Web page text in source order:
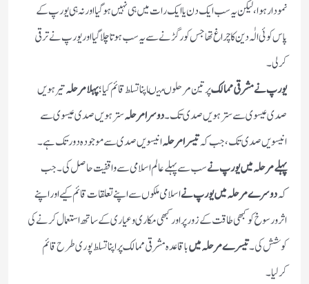
نمودار ہوا،لیکن یہ سب ایک دن یا ایک رات میں ہی نہیں ہوگیا اور نہ ہی یورپ کے
پاس کوئی الٰہ دین کا چراغ تھا جس کو رگڑنے سے یہ سب ہوتا چلا گیا اور یورپ نے ترقی
کرلی۔
یورپ نے مشرقی ممالکپر تین مرحلوںمیںاپنا تسلط قائم کیا؛پہلا مرحلہتیرہویں
صدی عیسوی سے سترہویں صدی تک۔دوسرا مرحلہسترہویں صدی عیسوی سے
انیسویں صدی تک، جب کہتیسرا مرحلہانیسویں صدی سے موجودہ دور تک ہے۔
پہلے مرحلہ میں یورپ نےسب سے پہلے عالم اسلامی سے واقفیت حاصل کی۔جب
کہدوسرے مرحلہ میں یورپ نےاسلامی ملکوں سے اپنے تعلقات قائم کیے اور اپنے
اثرورسوخ کو کبھی طاقت کے زور پر اور کبھی مکاری وعیاری کے ساتھ استعمال کرنے کی
کوشش کی۔تیسرے مرحلہ میںباقاعدہ مشرقی ممالک پر اپنا تسلط پوری طرح قائم
کرلیا۔